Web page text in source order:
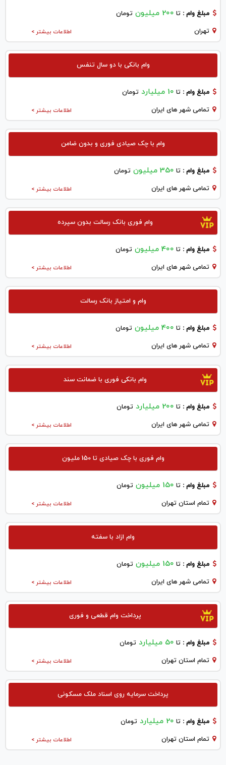
مبلغ وام : تا 200 میلیون تومان
اطلاعات بیشتر > تهران
وام بانکی با دو سال تنفس
مبلغ وام : تا 10 میلیارد تومان
اطلاعات بیشتر > تمامی شهر های ایران
وام با چک صیادی فوری و بدون ضامن
مبلغ وام : تا 350 میلیون تومان
اطلاعات بیشتر > تمامی شهر های ایران
وام فوری بانک رسالت بدون سپرده
مبلغ وام : تا 400 میلیون تومان
اطلاعات بیشتر > تمامی شهر های ایران
وام و امتیاز بانک رسالت
مبلغ وام : تا 400 میلیون تومان
اطلاعات بیشتر > تمامی شهر های ایران
وام بانکی فوری با ضمانت سند
مبلغ وام : تا 200 میلیارد تومان
اطلاعات بیشتر > تمامی شهر های ایران
وام فوری با چک صیادی تا 150 ملیون
مبلغ وام : تا 150 میلیون تومان
اطلاعات بیشتر > تمام استان تهران
وام ازاد با سفته
مبلغ وام : تا 150 میلیون تومان
اطلاعات بیشتر > تمامی شهر های ایران
پرداخت وام قطعی و فوری
مبلغ وام : تا 50 میلیارد تومان
اطلاعات بیشتر > تمام استان تهران
پرداخت سرمایه روی اسناد ملک مسکونی
مبلغ وام : تا 20 میلیارد تومان
اطلاعات بیشتر > تمام استان تهران